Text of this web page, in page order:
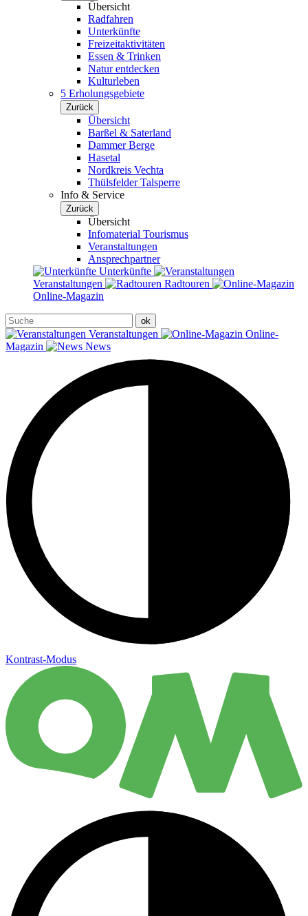
Übersicht
Radfahren
Unterkünfte
Freizeitaktivitäten
Essen & Trinken
Natur entdecken
Kulturleben
5 Erholungsgebiete
Zurück
Übersicht
Barßel & Saterland
Dammer Berge
Hasetal
Nordkreis Vechta
Thülsfelder Talsperre
Info & Service
Zurück
Übersicht
Infomaterial Tourismus
Veranstaltungen
Ansprechpartner
Unterkünfte
Veranstaltungen
Radtouren
Online-Magazin
Veranstaltungen
Online-
Magazin
News
Kontrast-Modus